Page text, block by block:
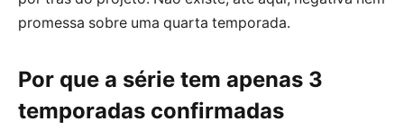
promessa sobre uma quarta temporada.
Por que a série tem apenas 3
temporadas confirmadas